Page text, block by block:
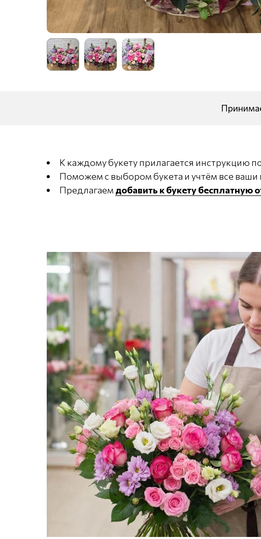
К каждому букету прилагается инструкцию
Поможем с выбором букета и учтём все ваши
Предлагаем добавить к букету бесплатную